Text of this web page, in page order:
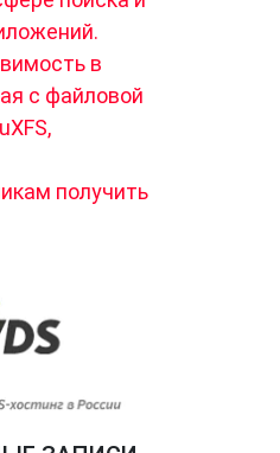
в
с файловой
получить